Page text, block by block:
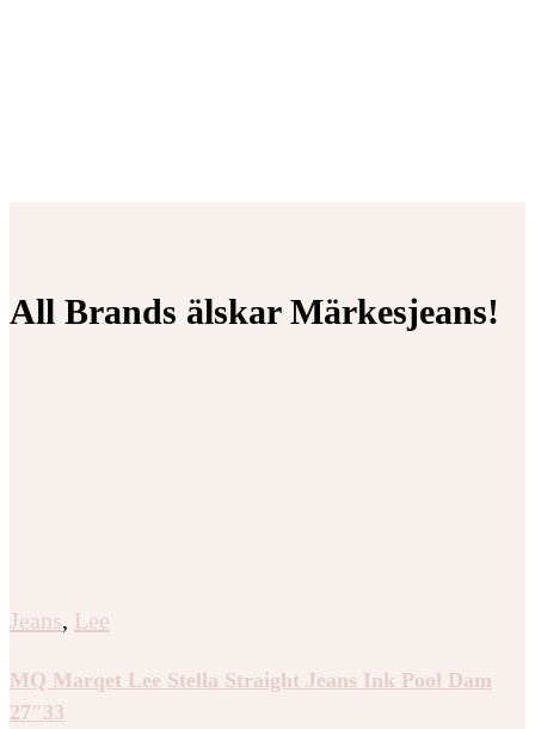
All Brands älskar Märkesjeans!
Jeans, Lee
MQ Marqet Lee Stella Straight Jeans Ink Pool Dam
27″33